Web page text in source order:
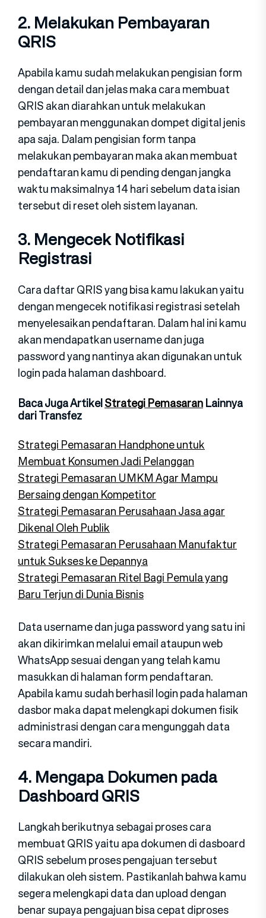
2. Melakukan Pembayaran
QRIS
Apabila kamu sudah melakukan pengisian form
dengan detail dan jelas maka cara membuat
QRIS akan diarahkan untuk melakukan
pembayaran menggunakan dompet digital jenis
apa saja. Dalam pengisian form tanpa
melakukan pembayaran maka akan membuat
pendaftaran kamu di pending dengan jangka
waktu maksimalnya 14 hari sebelum data isian
tersebut di reset oleh sistem layanan.
3. Mengecek Notifikasi
Registrasi
Cara daftar QRIS yang bisa kamu lakukan yaitu
dengan mengecek notifikasi registrasi setelah
menyelesaikan pendaftaran. Dalam hal ini kamu
akan mendapatkan username dan juga
password yang nantinya akan digunakan untuk
login pada halaman dashboard.
Baca Juga ArtikelStrategi PemasaranLainnya
dari Transfez
Strategi Pemasaran Handphone untuk
Membuat Konsumen Jadi Pelanggan
Strategi Pemasaran UMKM Agar Mampu
Bersaing dengan Kompetitor
Strategi Pemasaran Perusahaan Jasa agar
Dikenal Oleh Publik
Strategi Pemasaran Perusahaan Manufaktur
untuk Sukses ke Depannya
Strategi Pemasaran Ritel Bagi Pemula yang
Baru Terjun di Dunia Bisnis
Data username dan juga password yang satu ini
akan dikirimkan melalui email ataupun web
WhatsApp sesuai dengan yang telah kamu
masukkan di halaman form pendaftaran.
Apabila kamu sudah berhasil login pada halaman
dasbor maka dapat melengkapi dokumen fisik
administrasi dengan cara mengunggah data
secara mandiri.
4. Mengapa Dokumen pada
Dashboard QRIS
Langkah berikutnya sebagai proses cara
membuat QRIS yaitu apa dokumen di dasboard
QRIS sebelum proses pengajuan tersebut
dilakukan oleh sistem. Pastikanlah bahwa kamu
segera melengkapi data dan upload dengan
benar supaya pengajuan bisa cepat diproses